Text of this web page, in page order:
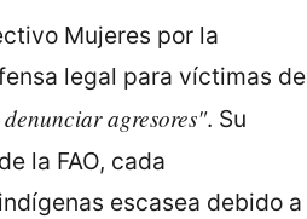
Mujeres por la
legal para víctimas de
agresores". Su
la FAO, cada
escasea debido a